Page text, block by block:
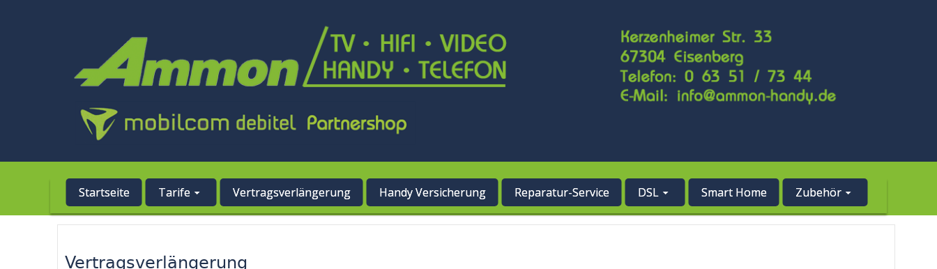
Startseite Tarife Vertragsverlängerung Handy Versicherung Reparatur-Service DSL Smart Home Zubehör
Vertragsverlängerung